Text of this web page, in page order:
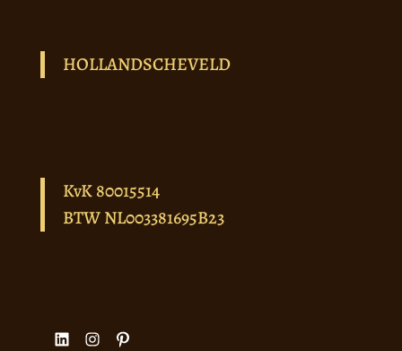
HOLLANDSCHEVELD
KvK 80015514
BTW NL003381695B23
LinkedIn
Instagram
Pinterest